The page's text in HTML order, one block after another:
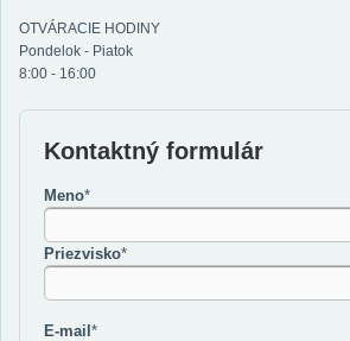
OTVÁRACIE HODINY
Pondelok - Piatok
8:00 - 16:00
Kontaktný formulár
Meno*
Priezvisko*
E-mail*